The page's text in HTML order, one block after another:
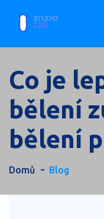
Co je
bělení
bělení
Domů Blog